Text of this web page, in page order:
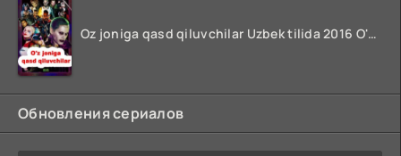
Oz joniga qasd qiluvchilar Uzbek tilida 2016 O'zbekcha tarjima kino 720p HD skachat
Обновления сериалов